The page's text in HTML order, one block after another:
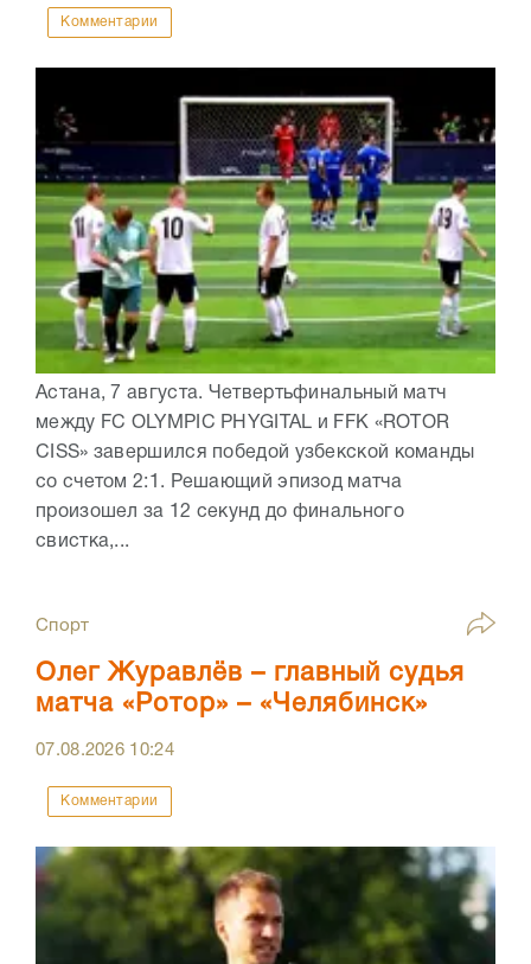
Комментарии
Астана, 7 августа. Четвертьфинальный матч
между FC OLYMPIC PHYGITAL и FFK «ROTOR
CISS» завершился победой узбекской команды
со счетом 2:1. Решающий эпизод матча
произошел за 12 секунд до финального
свистка,...
Спорт
Олег Журавлёв – главный судья
матча «Ротор» – «Челябинск»
07.08.2026 10:24
Комментарии